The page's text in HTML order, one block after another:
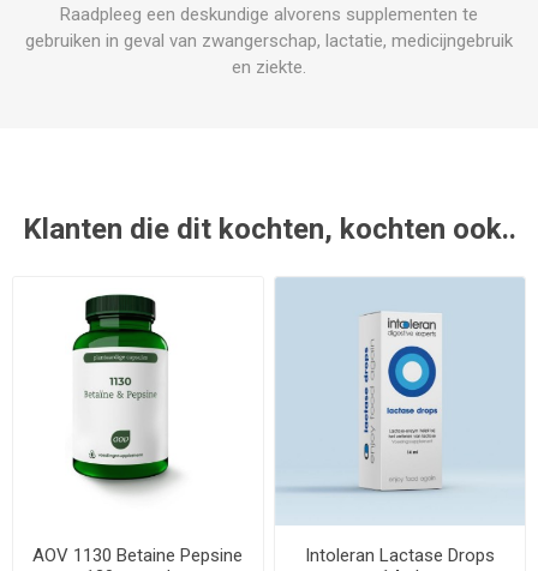
Raadpleeg een deskundige alvorens supplementen te
gebruiken in geval van zwangerschap, lactatie, medicijngebruik
en ziekte.
Klanten die dit kochten, kochten ook..
AOV 1130 Betaine Pepsine
Intoleran Lactase Drops